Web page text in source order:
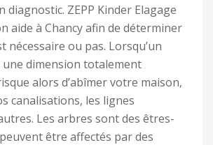
diagnostic. ZEPP Kinder Elagage
aide à Chancy afin de déterminer
nécessaire ou pas. Lorsqu’un
dimension totalement
alors d’abîmer votre maison,
canalisations, les lignes
Les arbres sont des êtres-
être affectés par des